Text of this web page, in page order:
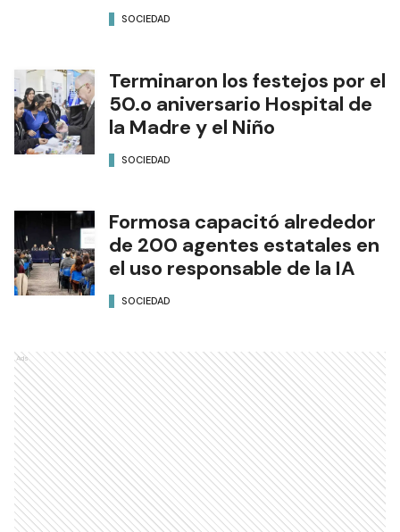
SOCIEDAD
Terminaron los festejos por el
50.o aniversario Hospital de
la Madre y el Niño
SOCIEDAD
Formosa capacitó alrededor
de 200 agentes estatales en
el uso responsable de la IA
SOCIEDAD
Ads